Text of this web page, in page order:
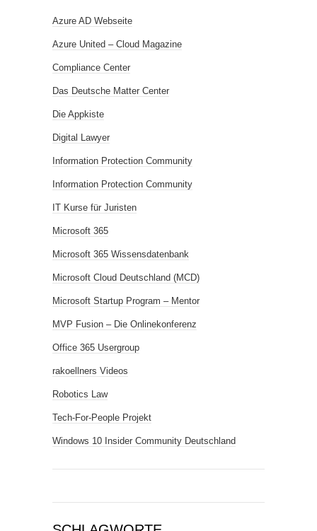
Azure AD Webseite
Azure United – Cloud Magazine
Compliance Center
Das Deutsche Matter Center
Die Appkiste
Digital Lawyer
Information Protection Community
Information Protection Community
IT Kurse für Juristen
Microsoft 365
Microsoft 365 Wissensdatenbank
Microsoft Cloud Deutschland (MCD)
Microsoft Startup Program – Mentor
MVP Fusion – Die Onlinekonferenz
Office 365 Usergroup
rakoellners Videos
Robotics Law
Tech-For-People Projekt
Windows 10 Insider Community Deutschland